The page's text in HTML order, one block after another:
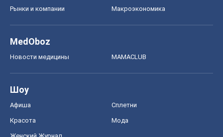
Рынки и компании Mакроэкономика
MedOboz
Новости медицины MAMACLUB
Шоу
Афиша Сплетни
Красота Мода